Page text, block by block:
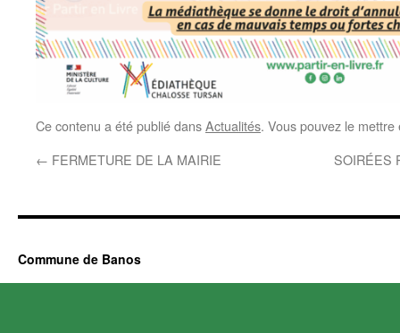
Ce contenu a été publié dansActualités. Vous pouvez le
← FERMETURE DE LA MAIRIE SOIRÉES
Commune de Banos